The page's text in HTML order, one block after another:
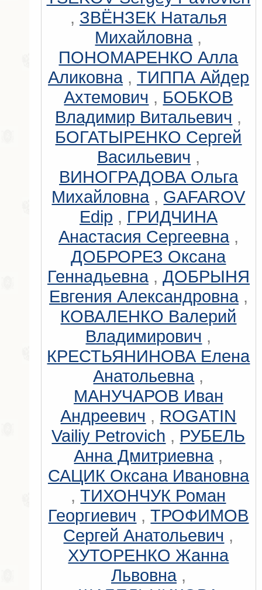
, ЗВЁНЗЕК Наталья
Михайловна,
ПОНОМАРЕНКО Алла
Аликовна, ТИППА Айдер
Ахтемович , БОБКОВ
Владимир Витальевич ,
БОГАТЫРЕНКО Сергей
Васильевич ,
ВИНОГРАДОВА Ольга
Михайловна, GAFAROV
Edip , ГРИДЧИНА
Анастасия Сергеевна,
ДОБРОРЕЗ Оксана
Геннадьевна, ДОБРЫНЯ
Евгения Александровна,
КОВАЛЕНКО Валерий
Владимирович ,
КРЕСТЬЯНИНОВА Елена
Анатольевна,
МАНУЧАРОВ Иван
Андреевич , ROGATIN
Vailiy Petrovich , РУБЕЛЬ
Анна Дмитриевна,
САЦИК Оксана Ивановна
,ТИХОНЧУК Роман
Георгиевич ,ТРОФИМОВ
Сергей Анатольевич ,
ХУТОРЕНКО Жанна
Львовна,